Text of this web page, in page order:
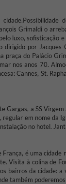
Possibilidade
Grimaldi o
luxo, sofisticação e
dirigido por
praça do Palácio
nos anos 70.
Cannes, St.
Gargas, a SS
em nome da
no hotel.
é uma cidade
Visita à colina de
bairros da cidade: a
também